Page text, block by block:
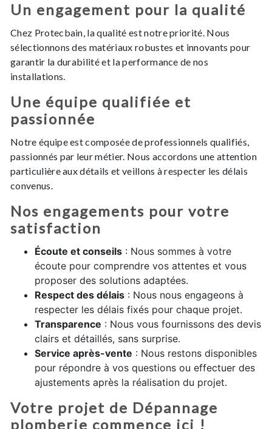
Un engagement pour la qualité
Chez Protecbain, la qualité est notre priorité. Nous
sélectionnons des matériaux robustes et innovants pour
garantir la durabilité et la performance de nos
installations.
Une équipe qualifiée et
passionnée
Notre équipe est composée de professionnels qualifiés,
passionnés par leur métier. Nous accordons une attention
particulière aux détails et veillons à respecter les délais
convenus.
Nos engagements pour votre
satisfaction
Écoute et conseils : Nous sommes à votre
écoute pour comprendre vos attentes et vous
proposer des solutions adaptées.
Respect des délais : Nous nous engageons à
respecter les délais fixés pour chaque projet.
Transparence : Nous vous fournissons des devis
clairs et détaillés, sans surprise.
Service après-vente : Nous restons disponibles
pour répondre à vos questions ou effectuer des
ajustements après la réalisation du projet.
Votre projet de Dépannage
plomberie commence ici !